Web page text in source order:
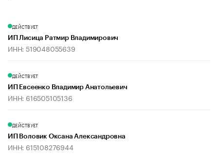
ДЕЙСТВУЕТ
ИП Лисица Ратмир Владимирович
ИНН: 519048055639
ДЕЙСТВУЕТ
ИП Евсеенко Владимир Анатольевич
ИНН: 616505105136
ДЕЙСТВУЕТ
ИП Воловик Оксана Александровна
ИНН: 615108276944